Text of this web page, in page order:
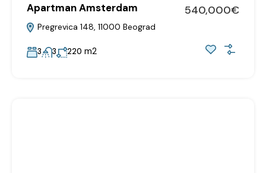
Apartman Amsterdam
Pregrevica 148, 11000 Beograd
540,000€
3 3 220 m2